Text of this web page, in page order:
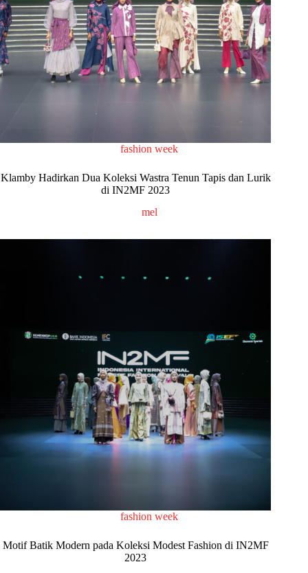
fashion week
Klamby Hadirkan Dua Koleksi Wastra Tenun Tapis dan Lurik
di IN2MF 2023
mel
fashion week
Motif Batik Modern pada Koleksi Modest Fashion di IN2MF
2023